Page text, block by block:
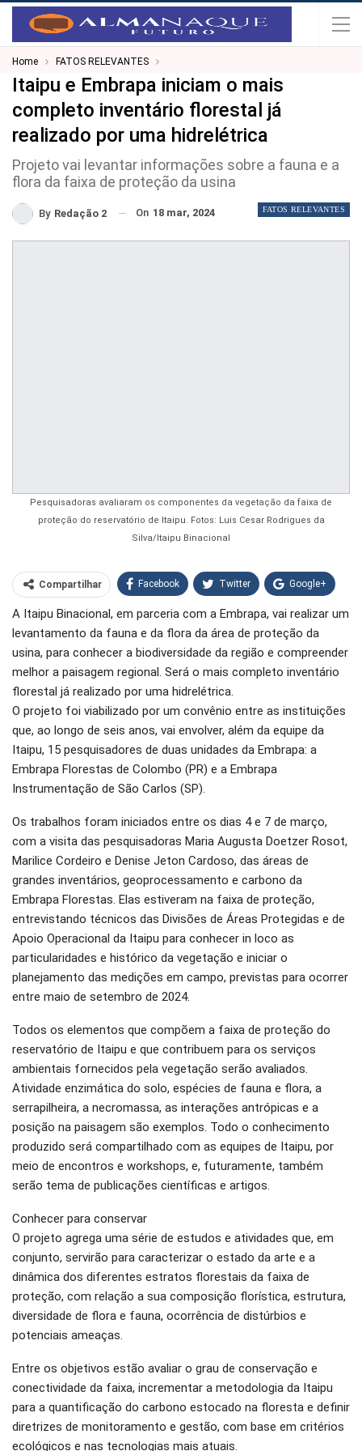
Home FATOS RELEVANTES
Itaipu e Embrapa iniciam o mais
completo inventário florestal já
realizado por uma hidrelétrica
Projeto vai levantar informações sobre a fauna e a
flora da faixa de proteção da usina
FATOS RELEVANTES
By Redação 2 On 18 mar, 2024
Pesquisadoras avaliaram os componentes da vegetação da faixa de
proteção do reservatório de Itaipu. Fotos: Luis Cesar Rodrigues da
Silva/Itaipu Binacional
Compartilhar Facebook Twitter Google+
WhatsApp Pinterest
A Itaipu Binacional, em parceria com a Embrapa, vai realizar um
levantamento da fauna e da flora da área de proteção da
usina, para conhecer a biodiversidade da região e compreender
melhor a paisagem regional. Será o mais completo inventário
florestal já realizado por uma hidrelétrica.
O projeto foi viabilizado por um convênio entre as instituições
que, ao longo de seis anos, vai envolver, além da equipe da
Itaipu, 15 pesquisadores de duas unidades da Embrapa: a
Embrapa Florestas de Colombo (PR) e a Embrapa
Instrumentação de São Carlos (SP).
Os trabalhos foram iniciados entre os dias 4 e 7 de março,
com a visita das pesquisadoras Maria Augusta Doetzer Rosot,
Marilice Cordeiro e Denise Jeton Cardoso, das áreas de
grandes inventários, geoprocessamento e carbono da
Embrapa Florestas. Elas estiveram na faixa de proteção,
entrevistando técnicos das Divisões de Áreas Protegidas e de
Apoio Operacional da Itaipu para conhecer in loco as
particularidades e histórico da vegetação e iniciar o
planejamento das medições em campo, previstas para ocorrer
entre maio de setembro de 2024.
Todos os elementos que compõem a faixa de proteção do
reservatório de Itaipu e que contribuem para os serviços
ambientais fornecidos pela vegetação serão avaliados.
Atividade enzimática do solo, espécies de fauna e flora, a
serrapilheira, a necromassa, as interações antrópicas e a
posição na paisagem são exemplos. Todo o conhecimento
produzido será compartilhado com as equipes de Itaipu, por
meio de encontros e workshops, e, futuramente, também
serão tema de publicações científicas e artigos.
Conhecer para conservar
O projeto agrega uma série de estudos e atividades que, em
conjunto, servirão para caracterizar o estado da arte e a
dinâmica dos diferentes estratos florestais da faixa de
proteção, com relação a sua composição florística, estrutura,
diversidade de flora e fauna, ocorrência de distúrbios e
potenciais ameaças.
Entre os objetivos estão avaliar o grau de conservação e
conectividade da faixa, incrementar a metodologia da Itaipu
para a quantificação do carbono estocado na floresta e definir
diretrizes de monitoramento e gestão, com base em critérios
ecológicos e nas tecnologias mais atuais.